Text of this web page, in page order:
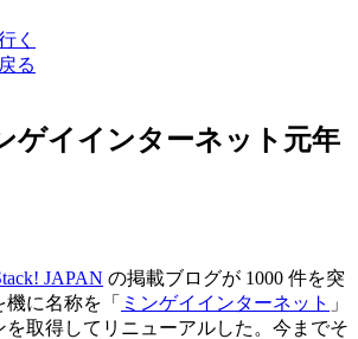
く
る
ゲイインターネット元年
JAPAN の掲載ブログが 1000 件を突
に名称を「 ミンゲイインターネット 」
を取得してリニューアルした。今までそ